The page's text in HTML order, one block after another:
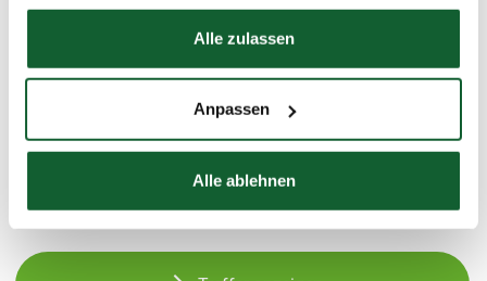
Hier finden Sie unserImpressum
Alle zulassen
Anpassen
Alle ablehnen
Gründung einer eigenen Beratungsstelle sowie
Mitarbeiter für unsere Zentrale und für bestehende